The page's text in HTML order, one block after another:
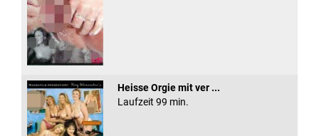
Heisse Orgie mit ver ...
Laufzeit 99 min.